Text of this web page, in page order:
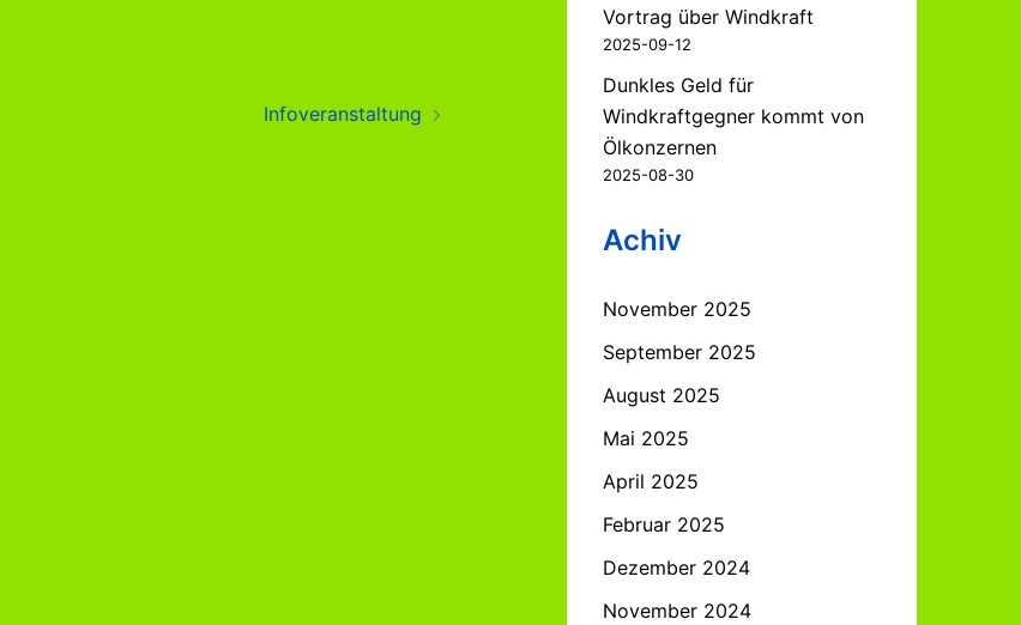
Infoveranstaltung
Vortrag über Windkraft
2025-09-12
Dunkles Geld für
Windkraftgegner kommt von
Ölkonzernen
2025-08-30
Achiv
November 2025
September 2025
August 2025
Mai 2025
April 2025
Februar 2025
Dezember 2024
November 2024